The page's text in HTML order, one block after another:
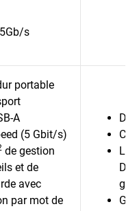
s
portable
A
(5 Gbit/s)
de gestion
et de
avec
par mot de